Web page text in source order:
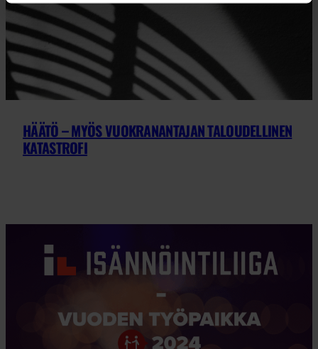
HÄÄTÖ – MYÖS VUOKRANANTAJAN TALOUDELLINEN
KATASTROFI